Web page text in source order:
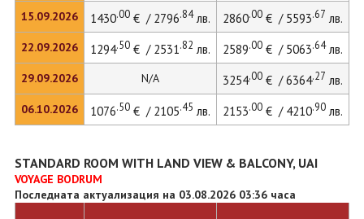
15.09.2026
22.09.2026
29.09.2026
06.10.2026
1430.00€ / 2796.84лв. 2860.00€ / 5593.67 лв.
1294.50€ / 2531.82 лв. 2589.00€ / 5063.64лв.
N/A 3254.00€ / 6364.27 лв.
1076.50€ / 2105.45 лв. 2153.00€ / 4210.90лв.
STANDARD ROOM WITH LAND VIEW & BALCONY, UAI
VOYAGE BODRUM
Последната актуализация на 03.08.2026 03:36 часа